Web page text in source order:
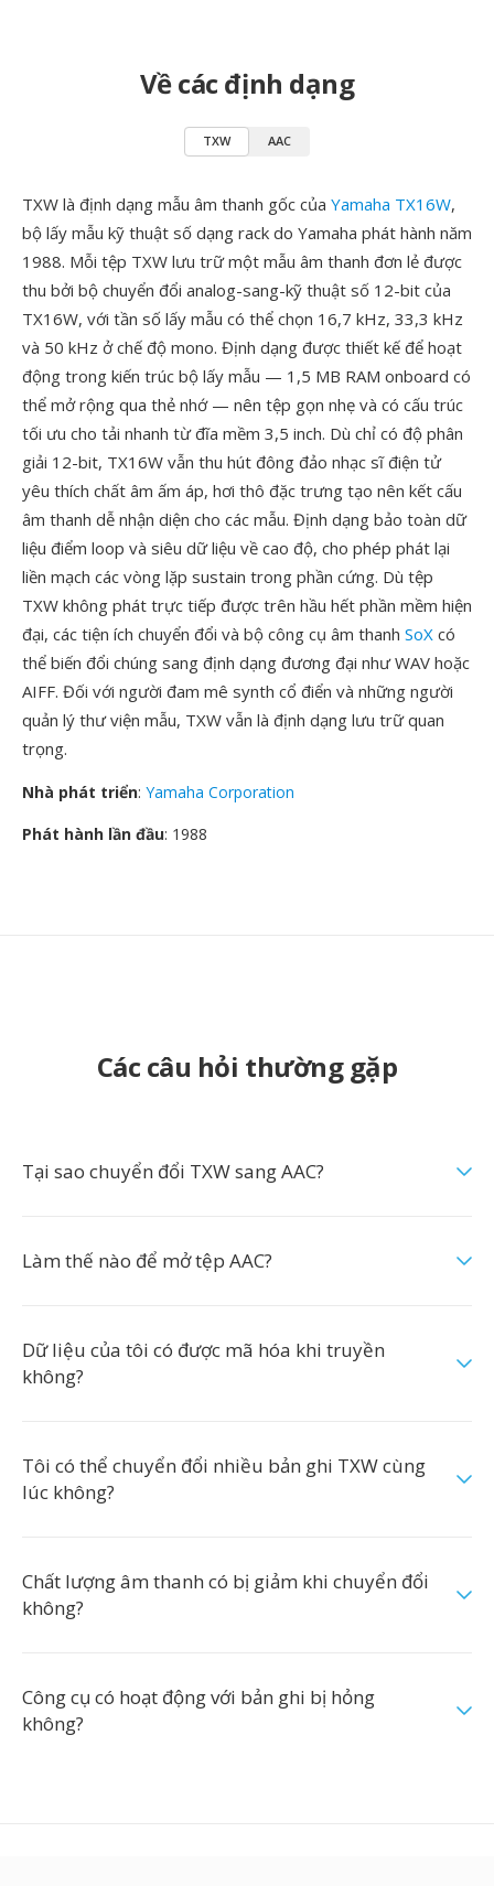
Về các định dạng
TXW AAC
TXW là định dạng mẫu âm thanh gốc của Yamaha TX16W,
bộ lấy mẫu kỹ thuật số dạng rack do Yamaha phát hành năm
1988. Mỗi tệp TXW lưu trữ một mẫu âm thanh đơn lẻ được
thu bởi bộ chuyển đổi analog-sang-kỹ thuật số 12-bit của
TX16W, với tần số lấy mẫu có thể chọn 16,7 kHz, 33,3 kHz
và 50 kHz ở chế độ mono. Định dạng được thiết kế để hoạt
động trong kiến trúc bộ lấy mẫu — 1,5 MB RAM onboard có
thể mở rộng qua thẻ nhớ — nên tệp gọn nhẹ và có cấu trúc
tối ưu cho tải nhanh từ đĩa mềm 3,5 inch. Dù chỉ có độ phân
giải 12-bit, TX16W vẫn thu hút đông đảo nhạc sĩ điện tử
yêu thích chất âm ấm áp, hơi thô đặc trưng tạo nên kết cấu
âm thanh dễ nhận diện cho các mẫu. Định dạng bảo toàn dữ
liệu điểm loop và siêu dữ liệu về cao độ, cho phép phát lại
liền mạch các vòng lặp sustain trong phần cứng. Dù tệp
TXW không phát trực tiếp được trên hầu hết phần mềm hiện
đại, các tiện ích chuyển đổi và bộ công cụ âm thanh SoX có
thể biến đổi chúng sang định dạng đương đại như WAV hoặc
AIFF. Đối với người đam mê synth cổ điển và những người
quản lý thư viện mẫu, TXW vẫn là định dạng lưu trữ quan
trọng.
Nhà phát triển: Yamaha Corporation
Phát hành lần đầu: 1988
Các câu hỏi thường gặp
Tại sao chuyển đổi TXW sang AAC?
Làm thế nào để mở tệp AAC?
Dữ liệu của tôi có được mã hóa khi truyền
không?
Tôi có thể chuyển đổi nhiều bản ghi TXW cùng
lúc không?
Chất lượng âm thanh có bị giảm khi chuyển đổi
không?
Công cụ có hoạt động với bản ghi bị hỏng
không?